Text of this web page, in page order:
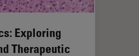
Exploring
Therapeutic